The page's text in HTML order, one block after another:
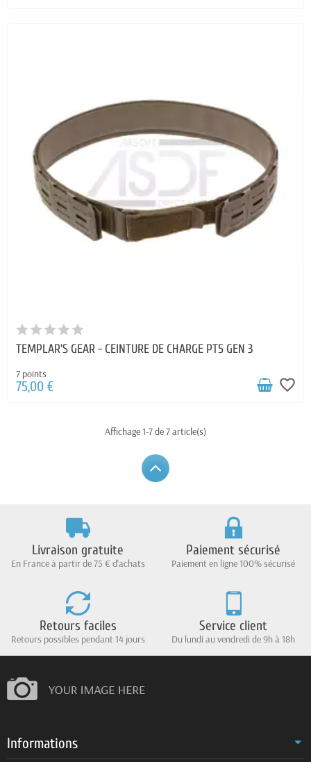
TEMPLAR'S GEAR - CEINTURE DE CHARGE PT5 GEN 3
7 points
75,00 € favorite_border
Affichage 1-7 de 7 article(s)
Livraison gratuite
En France à partir de 75 € d'achats
Paiement sécurisé
Paiement en ligne 100% sécurisé
Retours faciles
Retours possibles pendant 14 jours
Service client
Du lundi au vendredi de 9h à 18h
Informations